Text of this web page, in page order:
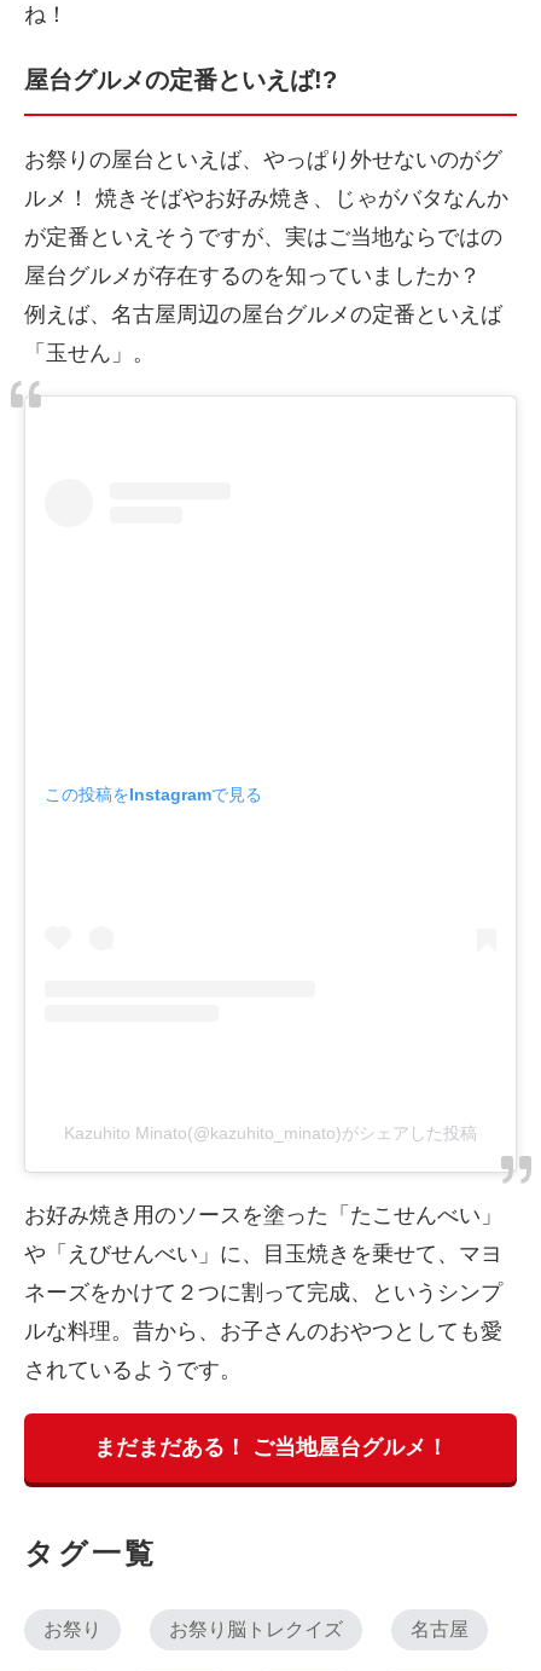
ね！
屋台グルメの定番といえば!?
お祭りの屋台といえば、やっぱり外せないのがグ
ルメ！ 焼きそばやお好み焼き、じゃがバタなんか
が定番といえそうですが、実はご当地ならではの
屋台グルメが存在するのを知っていましたか？
例えば、名古屋周辺の屋台グルメの定番といえば
「玉せん」。
この投稿をInstagramで見る
Kazuhito Minato(@kazuhito_minato)がシェアした投稿
お好み焼き用のソースを塗った「たこせんべい」
や「えびせんべい」に、目玉焼きを乗せて、マヨ
ネーズをかけて２つに割って完成、というシンプ
ルな料理。昔から、お子さんのおやつとしても愛
されているようです。
まだまだある！ ご当地屋台グルメ！
タグ一覧
お祭り お祭り脳トレクイズ 名古屋